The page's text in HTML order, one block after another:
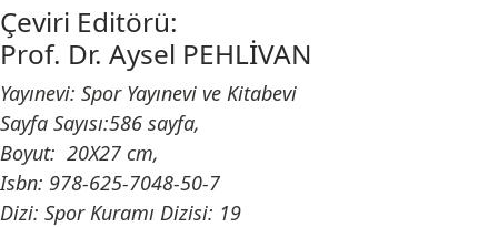
Çeviri Editörü:
Prof. Dr. Aysel PEHLİVAN
Yayınevi: Spor Yayınevi ve Kitabevi
Sayfa Sayısı:586 sayfa,
Boyut: 20X27 cm,
Isbn: 978-625-7048-50-7
Dizi: Spor Kuramı Dizisi: 19